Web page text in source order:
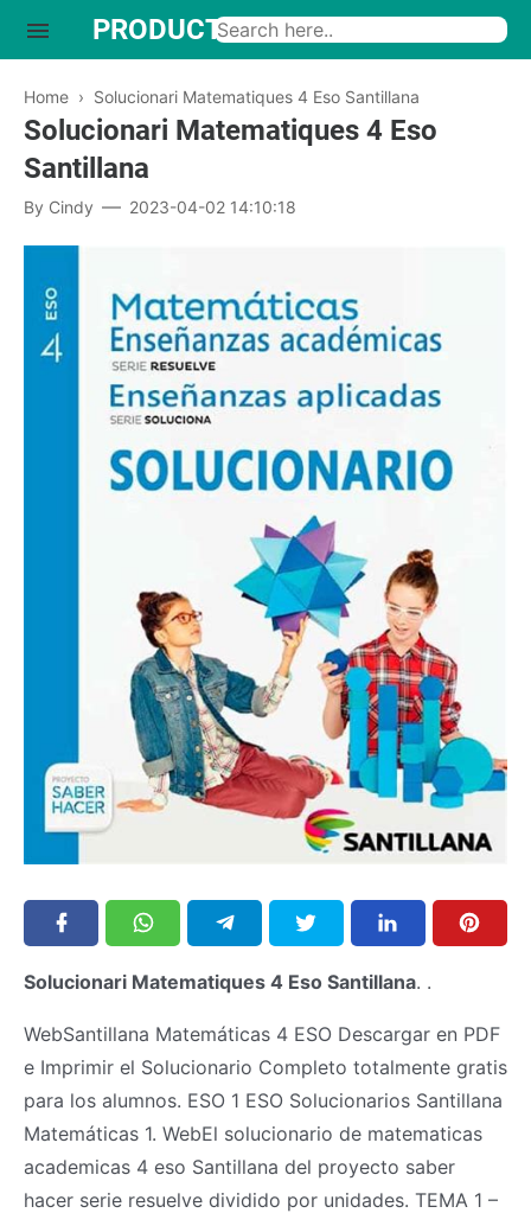
Home › Solucionari Matematiques 4 Eso Santillana
Solucionari Matematiques 4 Eso
Santillana
By Cindy 2023-04-02 14:10:18
Solucionari Matematiques 4 Eso Santillana. .
WebSantillana Matemáticas 4 ESO Descargar en PDF
e Imprimir el Solucionario Completo totalmente gratis
para los alumnos. ESO 1 ESO Solucionarios Santillana
Matemáticas 1. WebEl solucionario de matematicas
academicas 4 eso Santillana del proyecto saber
hacer serie resuelve dividido por unidades. TEMA 1 –